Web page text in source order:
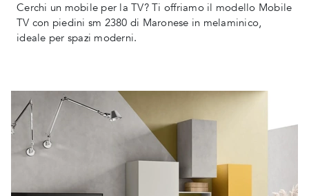
Cerchi un mobile per la TV? Ti offriamo il modello Mobile
TV con piedini sm 2380 di Maronese in melaminico,
ideale per spazi moderni.